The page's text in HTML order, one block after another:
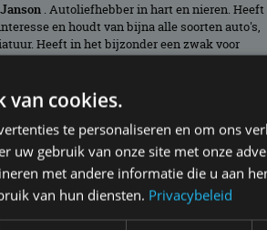
. Autoliefhebber in hart en nieren. Heeft
en houdt van bijna alle soorten auto's,
Heeft in het bijzonder een zwak voor
en rijdt zelf met plezier in een Buick
de looks of krijgt de
week op pad met de
van cookies.
te personaliseren en om ons
uw gebruik van onze site met onze
met andere informatie die u aan
van hun diensten. Privacybeleid